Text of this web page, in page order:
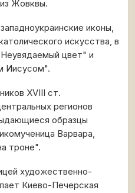
Жовквы.
иконы,
искусства, в
цвет" и
Иисусом".
ХVІІІ ст.
регионов
образцы
Варвара,
троне".
художественно-
Киево-Печерская